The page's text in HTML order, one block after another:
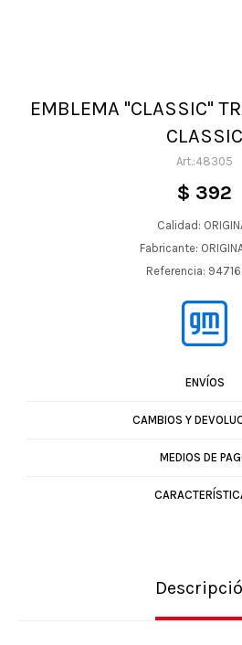
EMBLEMA "CLASSIC"
CLASSIC
48305
$ 392
Calidad:
Fabricante:
Referencia:
ENVÍOS
CAMBIOS Y
MEDIOS DE